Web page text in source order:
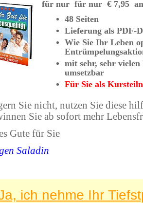
für nur für nur €
48 Seiten
Lieferung
Wie Sie Ihr Leben optimieren mit
mit sehr, sehr vielen hilfreichen Tipps und Strategien - sofort
umsetzbar
Für Sie als
Zögern Sie nicht, nutzen Sie diese hilfreichen Tipps und Strategien und
gewinnen Sie ab sofort mehr
Alles Gute für Sie
Saladin
Ihr Tiefstpreis-Angebot für dieses